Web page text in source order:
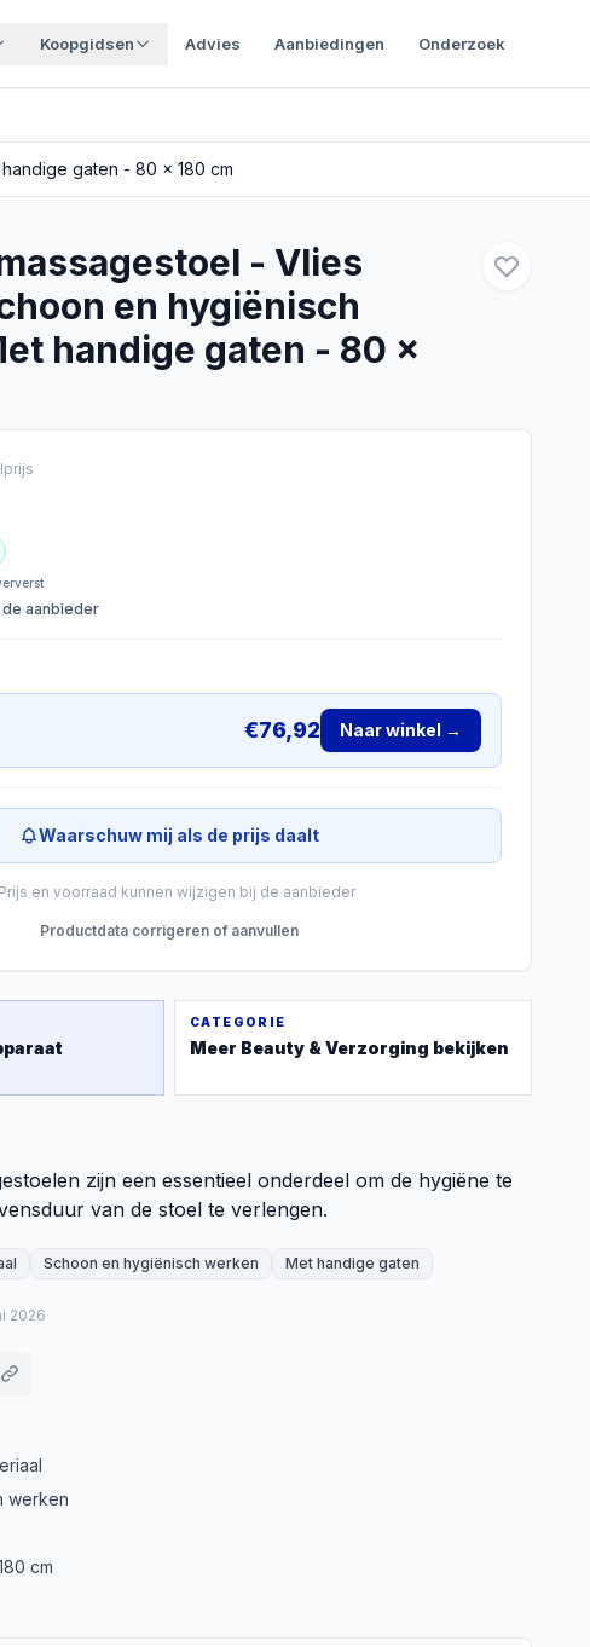
Koopgidsen Advies Aanbiedingen Onderzoek
gaten - 80 x 180 cm
- Vlies
en hygiënisch
handige gaten - 80 x
aanbieder
€76,92 Naar winkel →
Waarschuw mij als de prijs daalt
Prijs en voorraad kunnen wijzigen bij de aanbieder
Productdata corrigeren of aanvullen
CATEGORIE
Meer Beauty & Verzorging bekijken
zijn een essentieel onderdeel om de hygiëne te
van de stoel te verlengen.
Schoon en hygiënisch werken Met handige gaten
2026
werken
cm